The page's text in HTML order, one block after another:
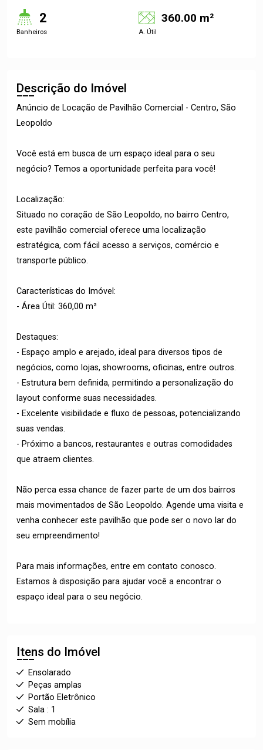
2
Banheiros
360.00 m²
A. Útil
Descrição do Imóvel
Anúncio de Locação de Pavilhão Comercial - Centro, São
Leopoldo
Você está em busca de um espaço ideal para o seu
negócio? Temos a oportunidade perfeita para você!
Localização:
Situado no coração de São Leopoldo, no bairro Centro,
este pavilhão comercial oferece uma localização
estratégica, com fácil acesso a serviços, comércio e
transporte público.
Características do Imóvel:
- Área Útil: 360,00 m²
Destaques:
- Espaço amplo e arejado, ideal para diversos tipos de
negócios, como lojas, showrooms, oficinas, entre outros.
- Estrutura bem definida, permitindo a personalização do
layout conforme suas necessidades.
- Excelente visibilidade e fluxo de pessoas, potencializando
suas vendas.
- Próximo a bancos, restaurantes e outras comodidades
que atraem clientes.
Não perca essa chance de fazer parte de um dos bairros
mais movimentados de São Leopoldo. Agende uma visita e
venha conhecer este pavilhão que pode ser o novo lar do
seu empreendimento!
Para mais informações, entre em contato conosco.
Estamos à disposição para ajudar você a encontrar o
espaço ideal para o seu negócio.
Itens do Imóvel
Ensolarado
Peças amplas
Portão Eletrônico
Sala : 1
Sem mobília